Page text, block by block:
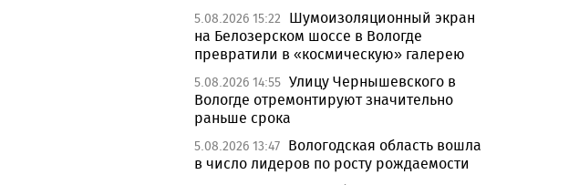
5.08.2026 15:22
Шумоизоляционный экран
на Белозерском шоссе в Вологде
превратили в «космическую» галерею
5.08.2026 14:55 Улицу Чернышевского в
Вологде отремонтируют значительно
раньше срока
5.08.2026 13:47 Вологодская область вошла
в число лидеров по росту рождаемости